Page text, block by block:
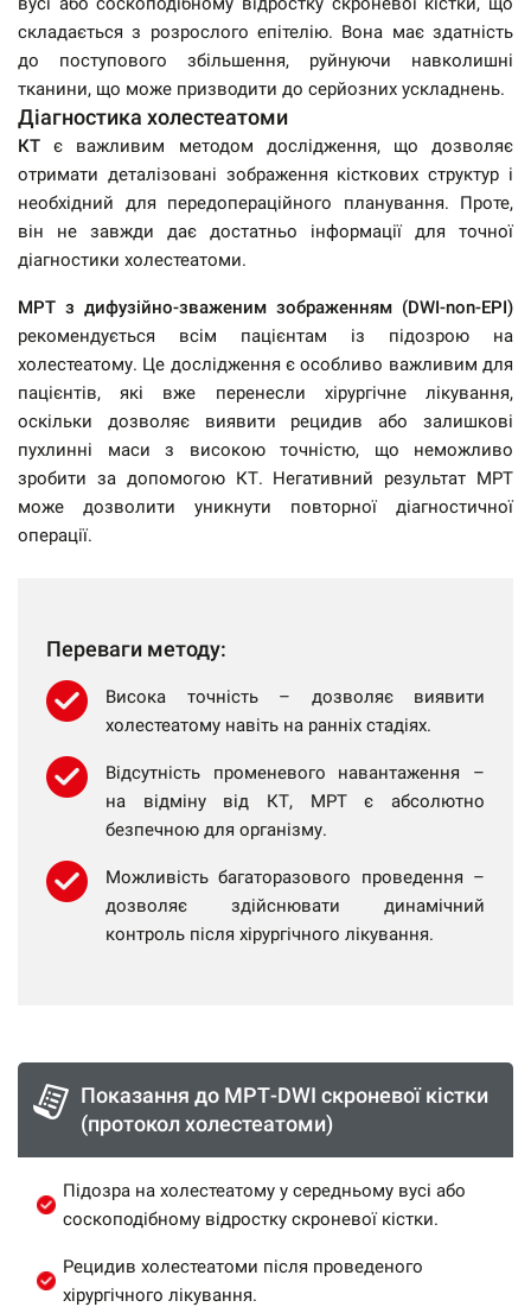
складається з розрослого епітелію. Вона має здатність
до поступового збільшення, руйнуючи навколишні
тканини, що може призводити до серйозних ускладнень.
Діагностика холестеатоми
КТ є важливим методом дослідження, що дозволяє
отримати деталізовані зображення кісткових структур і
необхідний для передопераційного планування. Проте,
він не завжди дає достатньо інформації для точної
діагностики холестеатоми.
МРТ з дифузійно-зваженим зображенням (DWI-non-EPI)
рекомендується всім пацієнтам із підозрою на
холестеатому. Це дослідження є особливо важливим для
пацієнтів, які вже перенесли хірургічне лікування,
оскільки дозволяє виявити рецидив або залишкові
пухлинні маси з високою точністю, що неможливо
зробити за допомогою КТ. Негативний результат МРТ
може дозволити уникнути повторної діагностичної
операції.
Переваги методу:
Висока точність – дозволяє виявити
холестеатому навіть на ранніх стадіях.
Відсутність променевого навантаження –
на відміну від КТ, МРТ є абсолютно
безпечною для організму.
Можливість багаторазового проведення –
дозволяє здійснювати динамічний
контроль після хірургічного лікування.
Показання до МРТ-DWI скроневої кістки
(протокол холестеатоми)
Підозра на холестеатому у середньому вусі або
соскоподібному відростку скроневої кістки.
Рецидив холестеатоми після проведеного
хірургічного лікування.